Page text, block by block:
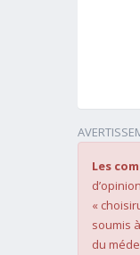
Les
«
soumis
du